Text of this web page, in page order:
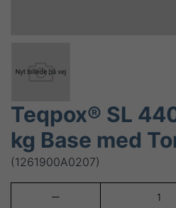
Teqpox® SL
kg Base med
(1261900A0207)
